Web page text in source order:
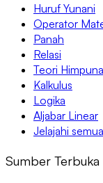
Huruf Yunani
Operator
Panah
Relasi
Teori
Kalkulus
Logika
Aljabar Linear
Jelajahi
Sumber Terbuka